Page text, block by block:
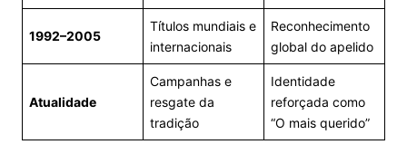
1992–2005
Títulos mundiais e
internacionais
Reconhecimento
global do apelido
Atualidade
Campanhas e
resgate da
tradição
Identidade
reforçada como
“O mais querido”